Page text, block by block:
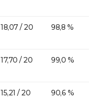
18,07 / 20 98,8 %
17,70 / 20 99,0 %
15,21 / 20 90,6 %